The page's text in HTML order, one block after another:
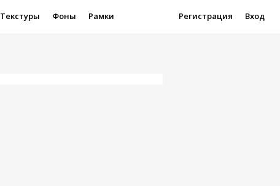
Текстуры Фоны Рамки Регистрация Вход